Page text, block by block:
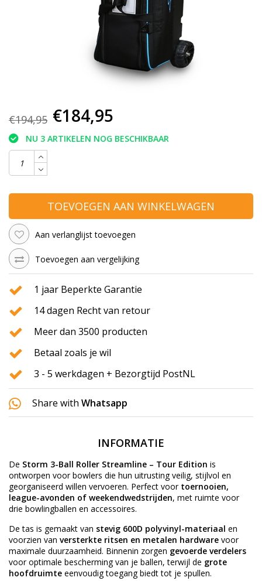
€194,95 €184,95
NU 3 ARTIKELEN NOG BESCHIKBAAR
TOEVOEGEN AAN WINKELWAGEN
Aan verlanglijst toevoegen
Toevoegen aan vergelijking
1 jaar Beperkte Garantie
14 dagen Recht van retour
Meer dan 3500 producten
Betaal zoals je wil
3 - 5 werkdagen + Bezorgtijd PostNL
Share with Whatsapp
INFORMATIE
De Storm 3-Ball Roller Streamline – Tour Edition is
ontworpen voor bowlers die hun uitrusting veilig, stijlvol en
georganiseerd willen vervoeren. Perfect voor toernooien,
league-avonden of weekendwedstrijden, met ruimte voor
drie bowlingballen en accessoires.
De tas is gemaakt van stevig 600D polyvinyl-materiaal en
voorzien van versterkte ritsen en metalen hardware voor
maximale duurzaamheid. Binnenin zorgen gevoerde verdelers
voor optimale bescherming van je ballen, terwijl de grote
hoofdruimte eenvoudig toegang biedt tot je spullen.